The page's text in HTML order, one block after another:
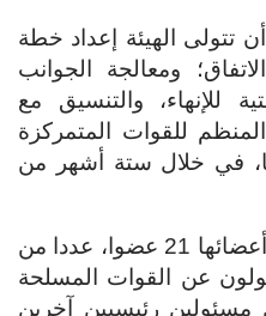
تتولى الهيئة إعداد خطة
ومعالجة الجوانب
للإنهاء، والتنسيق مع
للقوات المتمركزة
في خلال ستة أشهر من
وتضم اللجنة، التي يبلغ عدد أعضائها 21 عضوا، عددا من
عن القوات المسلحة
مسئولين رئيسيين آخرين